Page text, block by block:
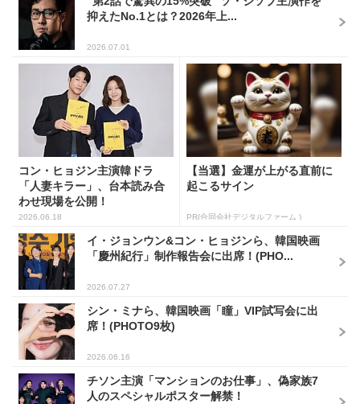
抑えたNo.1とは？2026年上...
2026.07.01
コン・ヒョジン主演韓ドラ
「人妻キラー」、台本読み合
わせ現場を公開！
2026.06.18
【当選】金運が上がる直前に
起こるサイン
PR(合同会社デジタルファーム )
イ・ジョンウン&コン・ヒョジンら、韓国映画
「慶州紀行」制作報告会に出席！(PHO...
2026.07.27
シン・ミナら、韓国映画「瞳」VIP試写会に出
席！(PHOTO9枚)
2026.06.16
チソン主演「マンションのお仕事」、偽家族7
人のスペシャルポスター解禁！